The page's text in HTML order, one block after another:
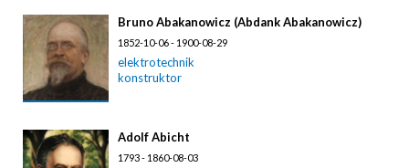
Bruno Abakanowicz (Abdank Abakanowicz)
1852-10-06 - 1900-08-29
elektrotechnik
konstruktor
Adolf Abicht
1793 - 1860-08-03